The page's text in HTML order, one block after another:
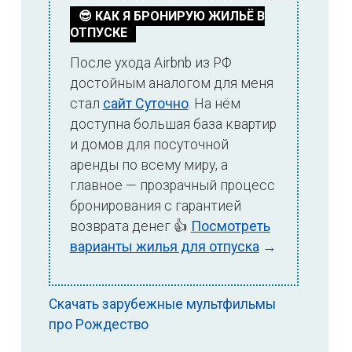
😎 КАК Я БРОНИРУЮ ЖИЛЬЁ В
ОТПУСКЕ
После ухода Airbnb из РФ
достойным аналогом для меня
стал сайт Суточно. На нём
доступна большая база квартир
и домов для посуточной
аренды по всему миру, а
главное — прозрачный процесс
бронирования с гарантией
возврата денег 👍 Посмотреть
варианты жилья для отпуска →
Скачать зарубежные мультфильмы
про Рождество